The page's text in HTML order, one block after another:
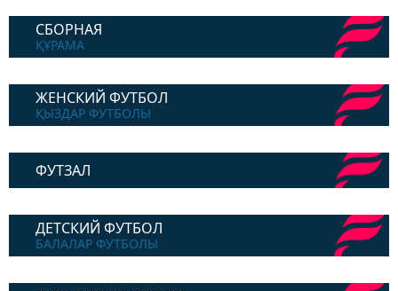
СБОРНАЯ
ҚҰРАМА
ЖЕНСКИЙ ФУТБОЛ
ҚЫЗДАР ФУТБОЛЫ
ФУТЗАЛ
ДЕТСКИЙ ФУТБОЛ
БАЛАЛАР ФУТБОЛЫ